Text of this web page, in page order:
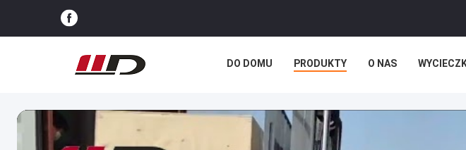
DO DOMU PRODUKTY O NAS